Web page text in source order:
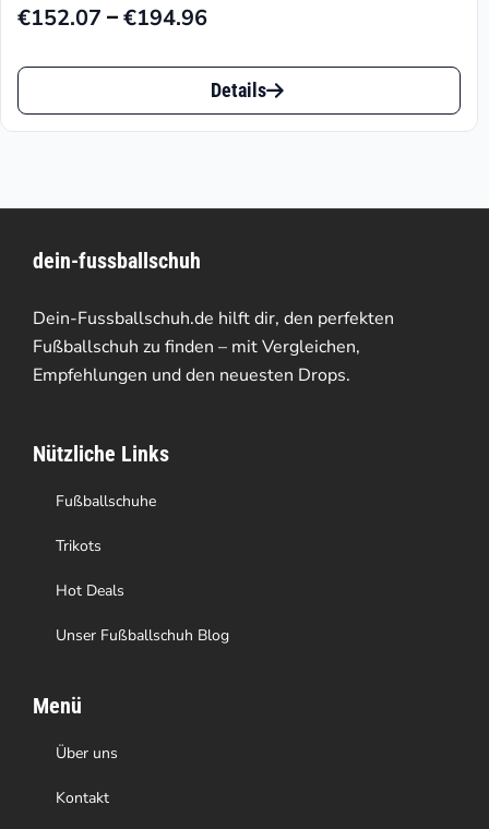
Optionen
können
gewählt
werden
€152.07 –€194.96
Preisspanne:
€152.07
€194.96
Dieses
Produkt
auf.
Die
Optionen
können
der
Produktseite
gewählt
werden
Details
dein-fussballschuh
Dein-Fussballschuh.de hilft dir, den perfekten
Fußballschuh zu finden – mit Vergleichen,
Empfehlungen und den neuesten Drops.
Nützliche Links
Fußballschuhe
Trikots
Hot Deals
Unser Fußballschuh Blog
Menü
Über uns
Kontakt